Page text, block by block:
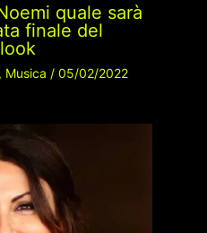
quale sarà
finale del
Musica / 05/02/2022